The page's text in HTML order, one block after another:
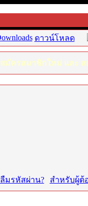
ดาวน์โหลด
สมัครสมาชิกใหม่ และ ส
ลืมรหัสผ่าน?| สำหรับผู้ต้